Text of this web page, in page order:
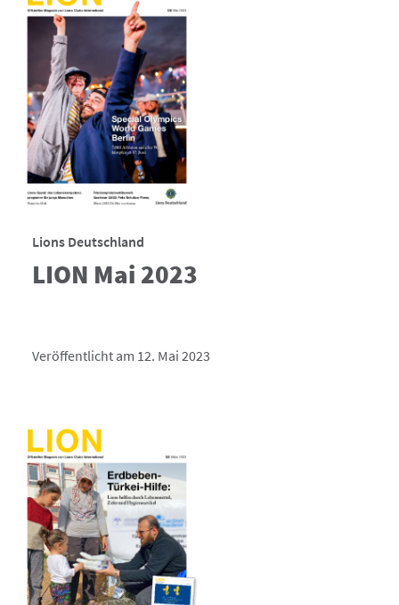
Lions Deutschland
LION Mai 2023
Veröffentlicht am 12. Mai 2023